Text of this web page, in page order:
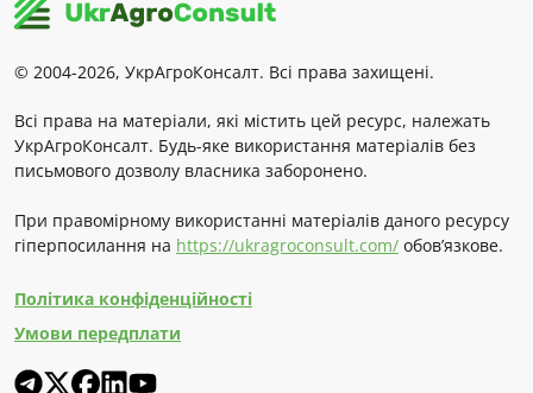
© 2004-2026, УкрАгроКонсалт. Всі права захищені.
Всі права на матеріали, які містить цей ресурс, належать
УкрАгроКонсалт. Будь-яке використання матеріалів без
письмового дозволу власника заборонено.
При правомірному використанні матеріалів даного ресурсу
гіперпосилання на https://ukragroconsult.com/ обов’язкове.
Політика конфіденційності
Умови передплати